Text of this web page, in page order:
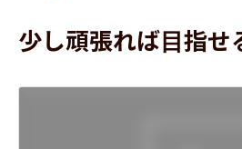
少し頑張れば目指せ